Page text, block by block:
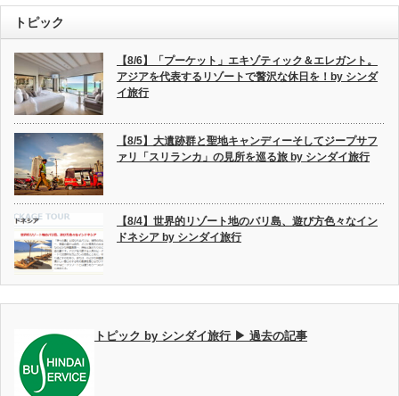
トピック
【8/6】「プーケット」エキゾティック＆エレガント。
アジアを代表するリゾートで贅沢な休日を！by シンダ
イ旅行
【8/5】大遺跡群と聖地キャンディーそしてジープサフ
ァリ「スリランカ」の見所を巡る旅 by シンダイ旅行
【8/4】世界的リゾート地のバリ島、遊び方色々なイン
ドネシア by シンダイ旅行
トピック by シンダイ旅行 ▶ 過去の記事